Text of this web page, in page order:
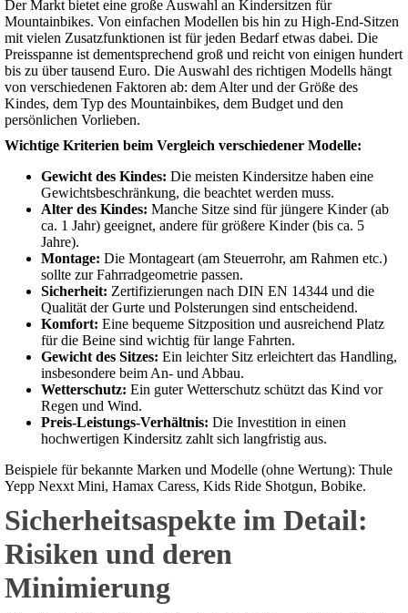
Der Markt bietet eine große Auswahl an Kindersitzen für
Mountainbikes. Von einfachen Modellen bis hin zu High-End-Sitzen
mit vielen Zusatzfunktionen ist für jeden Bedarf etwas dabei. Die
Preisspanne ist dementsprechend groß und reicht von einigen hundert
bis zu über tausend Euro. Die Auswahl des richtigen Modells hängt
von verschiedenen Faktoren ab: dem Alter und der Größe des
Kindes, dem Typ des Mountainbikes, dem Budget und den
persönlichen Vorlieben.
Wichtige Kriterien beim Vergleich verschiedener Modelle:
Gewicht des Kindes: Die meisten Kindersitze haben eine
Gewichtsbeschränkung, die beachtet werden muss.
Alter des Kindes: Manche Sitze sind für jüngere Kinder (ab
ca. 1 Jahr) geeignet, andere für größere Kinder (bis ca. 5
Jahre).
Montage: Die Montageart (am Steuerrohr, am Rahmen etc.)
sollte zur Fahrradgeometrie passen.
Sicherheit: Zertifizierungen nach DIN EN 14344 und die
Qualität der Gurte und Polsterungen sind entscheidend.
Komfort: Eine bequeme Sitzposition und ausreichend Platz
für die Beine sind wichtig für lange Fahrten.
Gewicht des Sitzes: Ein leichter Sitz erleichtert das Handling,
insbesondere beim An- und Abbau.
Wetterschutz: Ein guter Wetterschutz schützt das Kind vor
Regen und Wind.
Preis-Leistungs-Verhältnis: Die Investition in einen
hochwertigen Kindersitz zahlt sich langfristig aus.
Beispiele für bekannte Marken und Modelle (ohne Wertung): Thule
Yepp Nexxt Mini, Hamax Caress, Kids Ride Shotgun, Bobike.
Sicherheitsaspekte im Detail:
Risiken und deren
Minimierung